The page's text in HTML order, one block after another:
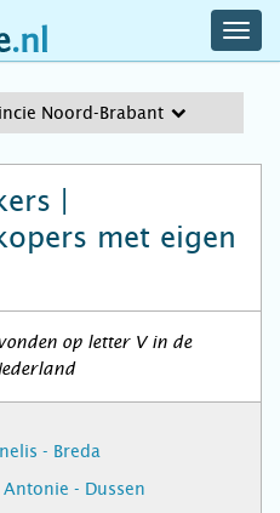
Noord-Brabant
|
met eigen
op letter V in de
- Breda
- Dussen